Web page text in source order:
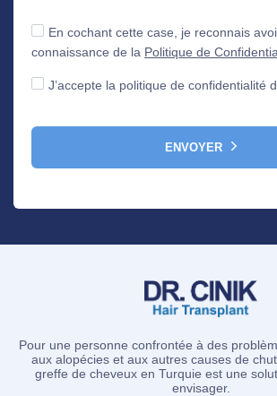
En cochant cette case, je reconnais
connaissance de la Politique de
J’accepte la politique de confidentialité
ENVOYER
Pour une personne confrontée à des
aux alopécies et aux autres causes de
greffe de cheveux en Turquie est une
envisager.